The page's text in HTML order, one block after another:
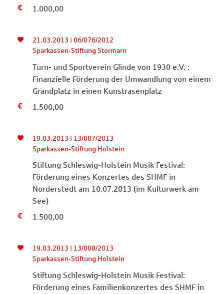
1.000,00
21.03.2013 | 06/076/2012
Sparkassen-Stiftung Stormarn
Turn- und Sportverein Glinde von 1930 e.V. :
Finanzielle Förderung der Umwandlung von einem
Grandplatz in einen Kunstrasenplatz
1.500,00
19.03.2013 | 13/007/2013
Sparkassen-Stiftung Holstein
Stiftung Schleswig-Holstein Musik Festival:
Förderung eines Konzertes des SHMF in
Norderstedt am 10.07.2013 (im Kulturwerk am
See)
1.500,00
19.03.2013 | 13/008/2013
Sparkassen-Stiftung Holstein
Stiftung Schleswig-Holstein Musik Festival:
Förderung eines Familienkonzertes des SHMF in